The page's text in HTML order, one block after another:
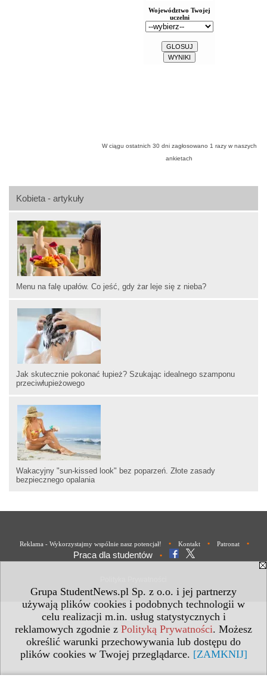
Grupa StudentNews.pl Sp. z o.o. i jej partnerzy
używają plików cookies i podobnych technologii w
celu realizacji m.in. usług statystycznych i
reklamowych zgodnie z Polityką Prywatności. Możesz
określić warunki przechowywania lub dostępu do
plików cookies w Twojej przeglądarce. [ZAMKNIJ]
Kobieta - artykuły
Menu na falę upałów. Co jeść, gdy żar leje się z nieba?
Jak skutecznie pokonać łupież? Szukając idealnego szamponu
przeciwłupieżowego
Wakacyjny "sun-kissed look" bez poparzeń. Złote zasady
bezpiecznego opalania
W ciągu ostatnich 30 dni zagłosowano 1 razy w naszych
ankietach
Reklama - Wykorzystajmy wspólnie nasz potencjał! • Kontakt • Patronat •
Praca dla studentów •